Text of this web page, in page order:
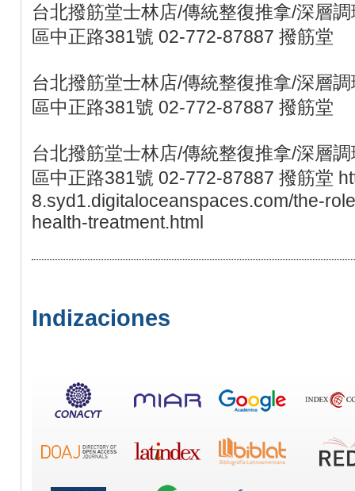
台北撥筋堂士林店/傳統整復推拿/深層
區中正路381號 02-772-87887 撥筋堂
台北撥筋堂士林店/傳統整復推拿/深層
區中正路381號 02-772-87887 撥筋堂
台北撥筋堂士林店/傳統整復推拿/深層
區中正路381號 02-772-87887 撥筋堂
8.syd1.digitaloceanspaces.com/the-
health-treatment.html
Indizaciones